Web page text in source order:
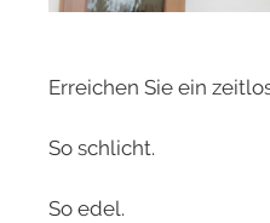
Erreichen Sie ein
So schlicht.
So edel.